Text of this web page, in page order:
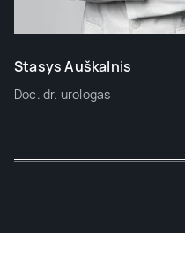
Stasys Auškalnis
Doc. dr. urologas